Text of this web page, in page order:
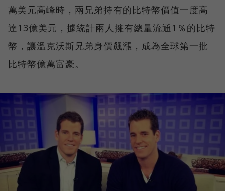
萬美元高峰時，兩兄弟持有的比特幣價值一度高
達13億美元，據統計兩人擁有總量流通1％的比特
幣，讓溫克沃斯兄弟身價飆漲，成為全球第一批
比特幣億萬富豪。